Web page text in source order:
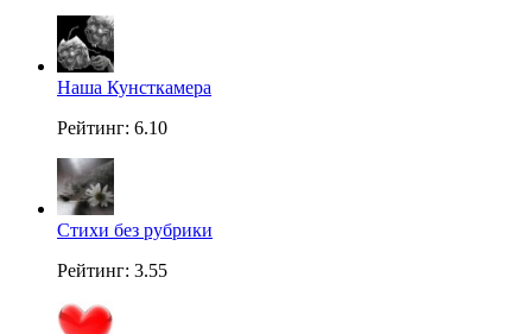
Наша Кунсткамера
Рейтинг: 6.10
Стихи без рубрики
Рейтинг: 3.55